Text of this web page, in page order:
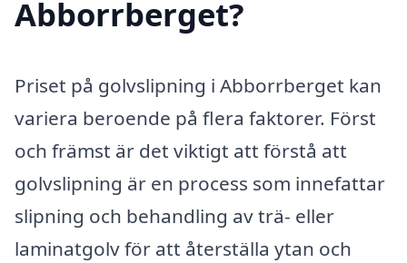
Abborrberget?
Priset på golvslipning i Abborrberget kan
variera beroende på flera faktorer. Först
och främst är det viktigt att förstå att
golvslipning är en process som innefattar
slipning och behandling av trä- eller
laminatgolv för att återställa ytan och